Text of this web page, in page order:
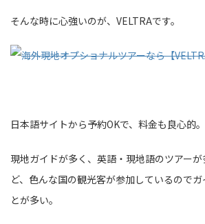
そんな時に心強いのが、VELTRAです。
日本語サイトから予約OKで、料金も良心的。
現地ガイドが多く、英語・現地語のツアー
ど、色んな国の観光客が参加しているので
とが多い。